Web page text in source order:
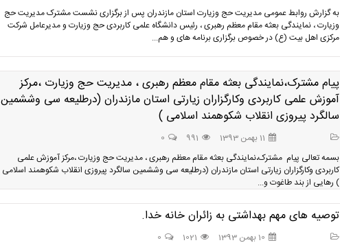
به گزارش روابط عمومی مدیریت حج وزیارت استان مازندران پس از برگزاری نشست مشترک مدیریت حج
وزیارت ، نمایندگی بعثه مقام معظم رهبری ، رئیس دانشگاه علمی کاربردی حج وزیارت و مدیرعامل شرکت
مرکزی اهل بیت (ع) در خصوص برگزاری برنامه های و هم...
پیام مشترک،نمایندگی بعثه مقام معظم رهبری ، مدیریت حج وزیارت ،مرکز
آموزش علمی کاربردی وکارگزاران زیارتی استان مازندران (درطلیعه سی وششمین
سالگرد پیروزی انقلاب شکوهمند اسلامی )
11 بهمن 1393 991
0
بسمه تعالی پیام مشترک،نمایندگی بعثه مقام معظم رهبری ، مدیریت حج وزیارت ،مرکز آموزش علمی
کاربردی وکارگزاران زیارتی استان مازندران (درطلیعه سی وششمین سالگرد پیروزی انقلاب شکوهمند اسلامی
) رهایی از بند طاغوت و...
توصیه های مهم بهداشتی به زائران خانه خدا.
10 بهمن 1393 1021
0